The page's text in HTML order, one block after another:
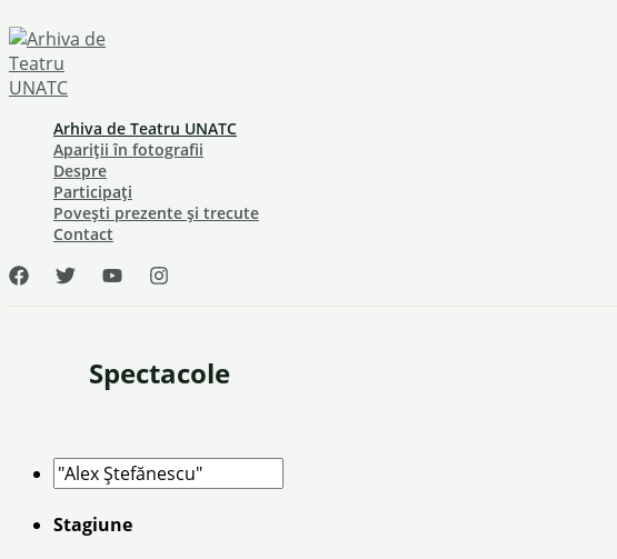
to
content
Arhiva de Teatru UNATC
Apariții în fotografii
Despre
Participați
Povești prezente și trecute
Contact
Spectacole
Stagiune